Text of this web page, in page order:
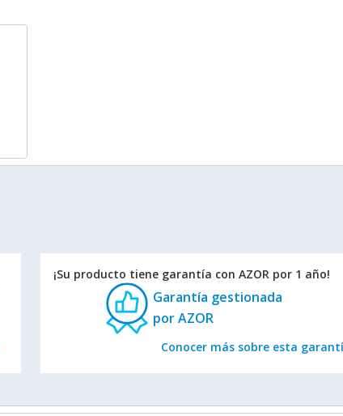
¡Su producto tiene garantía con AZOR por 1 año!
Garantía gestionada
por AZOR
Conocer más sobre esta